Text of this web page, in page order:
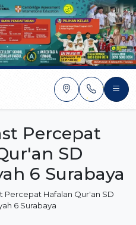
Percepat
SD
6 Surabaya
Percepat Hafalan Qur'an SD
6 Surabaya